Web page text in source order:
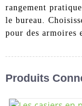
rangement
le bureau.
pour des armoires
Produits